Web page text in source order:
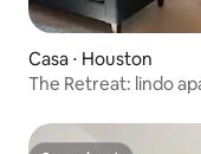
Casa ⋅ Houston
The Retreat: lindo